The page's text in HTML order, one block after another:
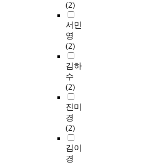
(2)
서민
영
(2)
김하
수
(2)
진미
경
(2)
김이
경